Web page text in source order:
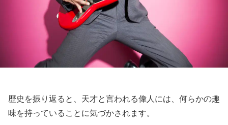
歴史を振り返ると、天才と言われる偉人には、何らかの趣
味を持っていることに気づかされます。